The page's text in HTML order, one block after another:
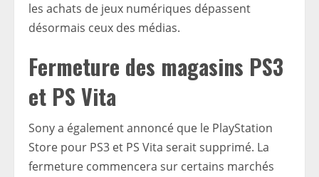
les achats de jeux numériques dépassent
désormais ceux des médias.
Fermeture des magasins PS3
et PS Vita
Sony a également annoncé que le PlayStation
Store pour PS3 et PS Vita serait supprimé. La
fermeture commencera sur certains marchés